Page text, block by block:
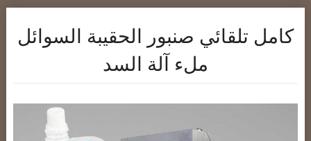
كامل تلقائي صنبور الحقيبة السوائل
ملء آلة السد